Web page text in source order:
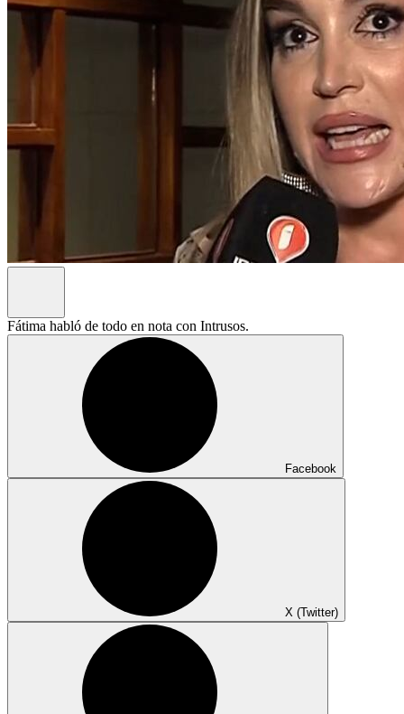
Fátima habló de todo en nota con Intrusos.
Facebook
X (Twitter)